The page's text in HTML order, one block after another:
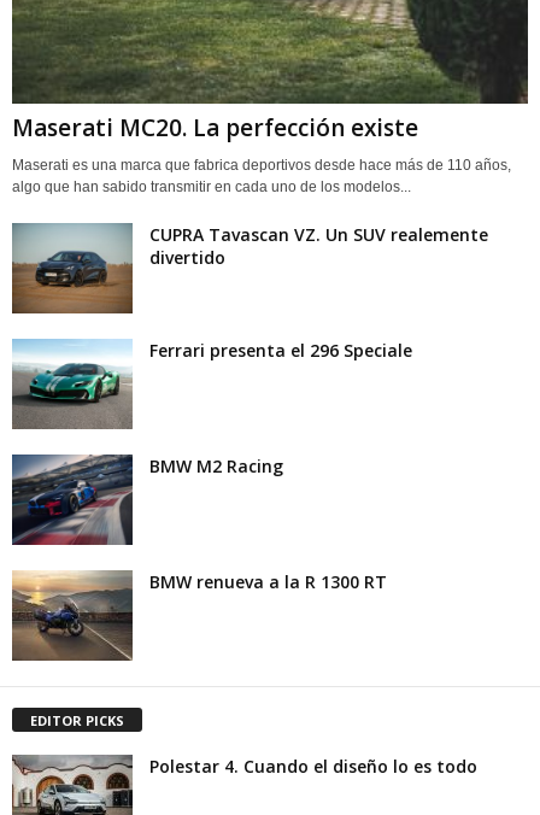
Maserati MC20. La perfección existe
Maserati es una marca que fabrica deportivos desde hace más de 110 años,
algo que han sabido transmitir en cada uno de los modelos...
CUPRA Tavascan VZ. Un SUV realemente
divertido
Ferrari presenta el 296 Speciale
BMW M2 Racing
BMW renueva a la R 1300 RT
EDITOR PICKS
Polestar 4. Cuando el diseño lo es todo